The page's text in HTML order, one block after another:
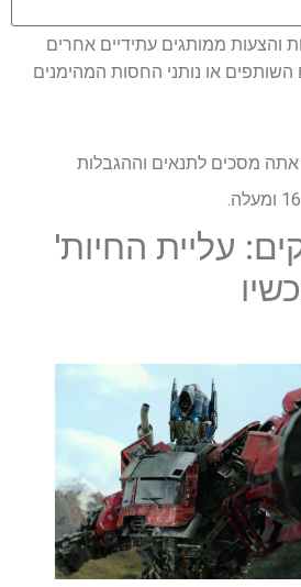
והצעות ממותגים עתידיים אחרים
או נותני החסות המהימנים
מסכים לתנאים וההגבלות
עליית החיות'